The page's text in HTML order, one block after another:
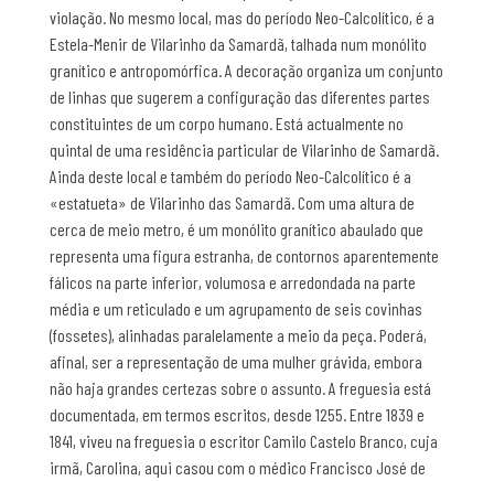
violação. No mesmo local, mas do período Neo-Calcolítico, é a
Estela-Menir de Vilarinho da Samardã, talhada num monólito
granítico e antropomórfica. A decoração organiza um conjunto
de linhas que sugerem a configuração das diferentes partes
constituintes de um corpo humano. Está actualmente no
quintal de uma residência particular de Vilarinho de Samardã.
Ainda deste local e também do período Neo-Calcolítico é a
«estatueta» de Vilarinho das Samardã. Com uma altura de
cerca de meio metro, é um monólito granítico abaulado que
representa uma figura estranha, de contornos aparentemente
fálicos na parte inferior, volumosa e arredondada na parte
média e um reticulado e um agrupamento de seis covinhas
(fossetes), alinhadas paralelamente a meio da peça. Poderá,
afinal, ser a representação de uma mulher grávida, embora
não haja grandes certezas sobre o assunto. A freguesia está
documentada, em termos escritos, desde 1255. Entre 1839 e
1841, viveu na freguesia o escritor Camilo Castelo Branco, cuja
irmã, Carolina, aqui casou com o médico Francisco José de